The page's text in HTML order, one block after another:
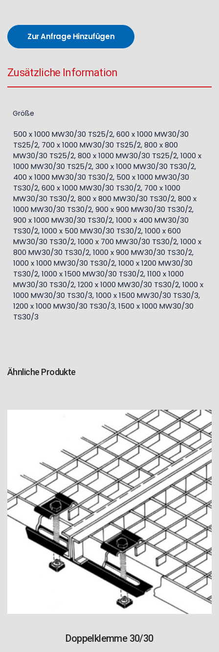
Zur Anfrage Hinzufügen
Zusätzliche Information
Größe
500 x 1000 MW30/30 TS25/2, 600 x 1000 MW30/30
TS25/2, 700 x 1000 MW30/30 TS25/2, 800 x 800
MW30/30 TS25/2, 800 x 1000 MW30/30 TS25/2, 1000 x
1000 MW30/30 TS25/2, 300 x 1000 MW30/30 TS30/2,
400 x 1000 MW30/30 TS30/2, 500 x 1000 MW30/30
TS30/2, 600 x 1000 MW30/30 TS30/2, 700 x 1000
MW30/30 TS30/2, 800 x 800 MW30/30 TS30/2, 800 x
1000 MW30/30 TS30/2, 900 x 900 MW30/30 TS30/2,
900 x 1000 MW30/30 TS30/2, 1000 x 400 MW30/30
TS30/2, 1000 x 500 MW30/30 TS30/2, 1000 x 600
MW30/30 TS30/2, 1000 x 700 MW30/30 TS30/2, 1000 x
800 MW30/30 TS30/2, 1000 x 900 MW30/30 TS30/2,
1000 x 1000 MW30/30 TS30/2, 1000 x 1200 MW30/30
TS30/2, 1000 x 1500 MW30/30 TS30/2, 1100 x 1000
MW30/30 TS30/2, 1200 x 1000 MW30/30 TS30/2, 1000 x
1000 MW30/30 TS30/3, 1000 x 1500 MW30/30 TS30/3,
1200 x 1000 MW30/30 TS30/3, 1500 x 1000 MW30/30
TS30/3
Ähnliche Produkte
Doppelklemme 30/30